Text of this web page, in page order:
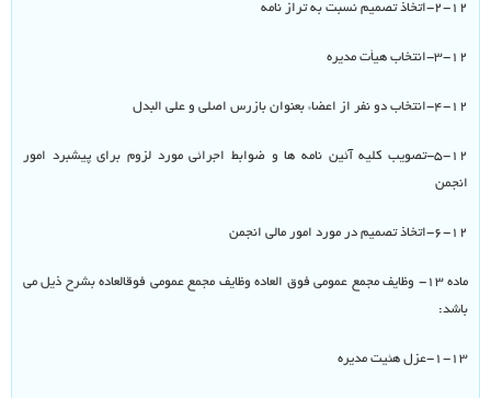
۲-۱۲-اتخاذ تصمیم نسبت به تراز نامه
۳-۱۲-انتخاب هیأت مدیره
۴-۱۲-انتخاب دو نفر از اعضاء بعنوان بازرس اصلی و علی البدل
۵-۱۲-تصویب کلیه آئین نامه ها و ضوابط اجرائی مورد لزوم برای پیشبرد امور
انجمن
۶-۱۲-اتخاذ تصمیم در مورد امور مالی انجمن
ماده ۱۳- وظایف مجمع عمومی فوق العاده وظایف مجمع عمومی فوقالعاده بشرح ذیل می
باشد:
۱-۱۳-عزل هئیت مدیره